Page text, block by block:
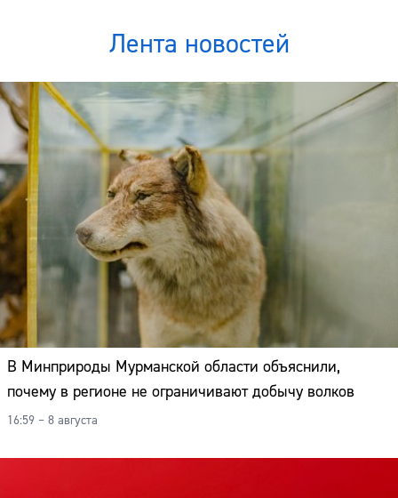
Лента новостей
В Минприроды Мурманской области объяснили,
почему в регионе не ограничивают добычу волков
16:59 – 8 августа